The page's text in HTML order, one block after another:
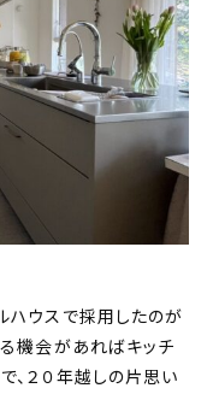
ハウスで採用したのが
機会があればキッチ
、２０年越しの片思い